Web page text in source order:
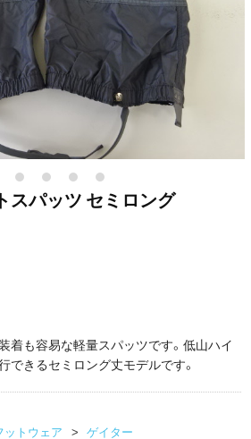
スパッツ セミロング
着も容易な軽量スパッツです。低山ハイ
できるセミロング丈モデルです。
ットウェア ゲイター